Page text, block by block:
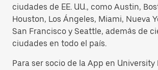
ciudades de EE. UU., como Austin,
Houston, Los Ángeles, Miami, Nueva
San Francisco y Seattle, además de
ciudades en todo el país.
Para ser socio de la App en University